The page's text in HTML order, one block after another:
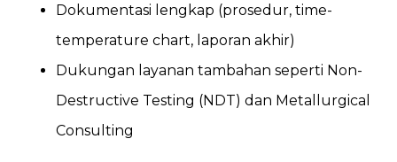
Dokumentasi lengkap (prosedur, time-
temperature chart, laporan akhir)
Dukungan layanan tambahan seperti Non-
Destructive Testing (NDT) dan Metallurgical
Consulting